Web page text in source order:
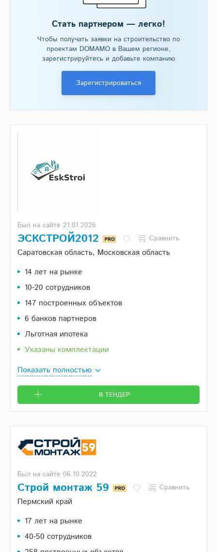
Стать партнером — легко!
Чтобы получать заявки на строительство по
проектам DOMAMO в Вашем регионе,
зарегистрируйтесь и добавьте компанию
Зарегистрироваться
Был на сайте 21.01.2026
ЭСКСТРОЙ2012 Сравнить
Саратовская область, Московская область
14 лет на рынке
10-20 сотрудников
147 построенных объектов
6 банков партнеров
Льготная ипотека
Указаны комплектации
Показать полностью
В ТЕНДЕР
Был на сайте 06.10.2022
Строй монтаж 59 Сравнить
Пермский край
17 лет на рынке
40-50 сотрудников